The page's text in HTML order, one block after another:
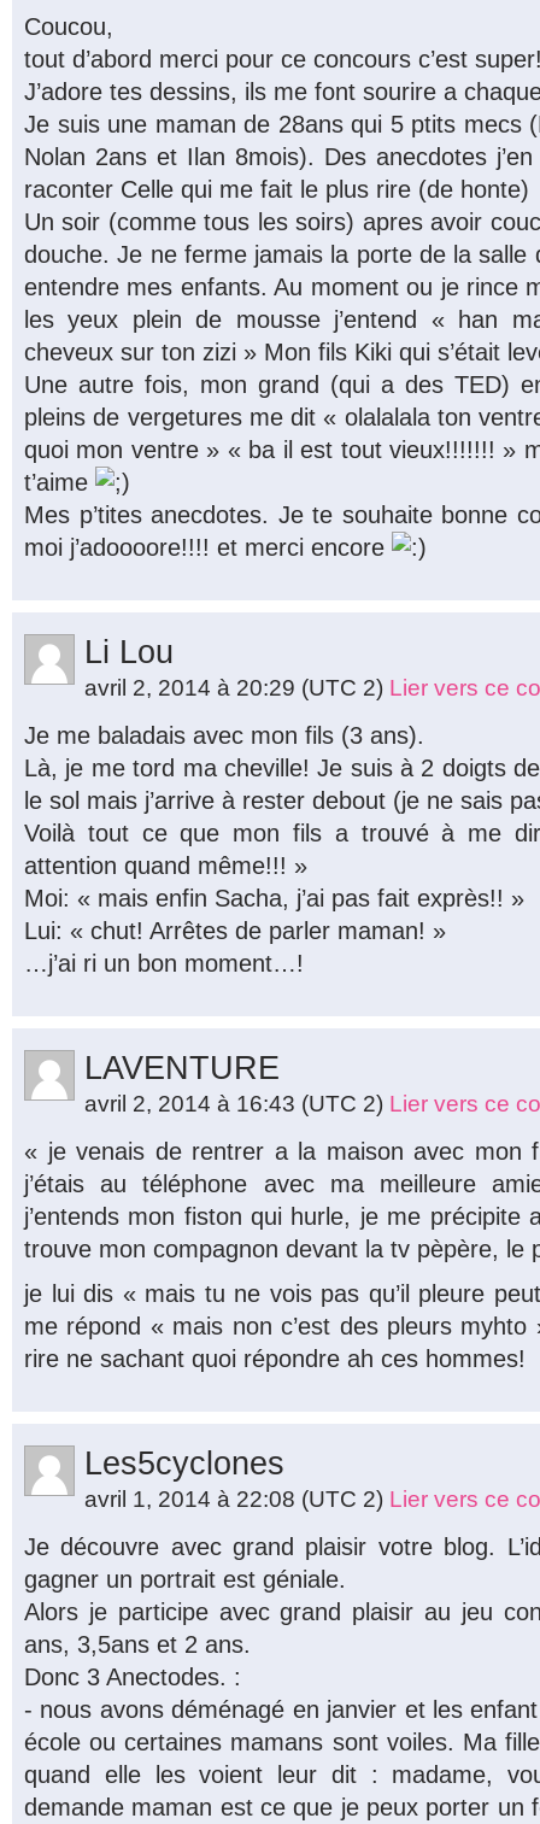
Coucou,
tout d’abord merci pour ce concours c’est
J’adore tes dessins, ils me font sourire a
Je suis une maman de 28ans qui 5 ptits mecs
Nolan 2ans et Ilan 8mois). Des anecdotes
raconter Celle qui me fait le plus rire (de honte)
Un soir (comme tous les soirs) apres avoir
douche. Je ne ferme jamais la porte de la salle
entendre mes enfants. Au moment ou je rince
les yeux plein de mousse j’entend « han
cheveux sur ton zizi » Mon fils Kiki qui s’était
Une autre fois, mon grand (qui a des TED)
pleins de vergetures me dit « olalalala ton
quoi mon ventre » « ba il est tout vieux!!!!!!! »
t’aime
Mes p’tites anecdotes. Je te souhaite bonne
moi j’adoooore!!!! et merci encore
Li Lou
avril 2, 2014 à 20:29 (UTC 2) Lier vers ce
Je me baladais avec mon fils (3 ans).
Là, je me tord ma cheville! Je suis à 2 doigts
le sol mais j’arrive à rester debout (je ne sais
Voilà tout ce que mon fils a trouvé à me
attention quand même!!! »
Moi: « mais enfin Sacha, j’ai pas fait exprès!! »
Lui: « chut! Arrêtes de parler maman! »
…j’ai ri un bon moment…!
LAVENTURE
avril 2, 2014 à 16:43 (UTC 2) Lier vers ce
« je venais de rentrer a la maison avec mon
j’étais au téléphone avec ma meilleure
j’entends mon fiston qui hurle, je me précipite
trouve mon compagnon devant la tv pèpère, le
je lui dis « mais tu ne vois pas qu’il pleure
me répond « mais non c’est des pleurs myhto
rire ne sachant quoi répondre ah ces hommes!
Les5cyclones
avril 1, 2014 à 22:08 (UTC 2) Lier vers ce
Je découvre avec grand plaisir votre blog.
gagner un portrait est géniale.
Alors je participe avec grand plaisir au jeu
ans, 3,5ans et 2 ans.
Donc 3 Anectodes. :
- nous avons déménagé en janvier et les
école ou certaines mamans sont voiles. Ma
quand elle les voient leur dit : madame,
demande maman est ce que je peux porter un